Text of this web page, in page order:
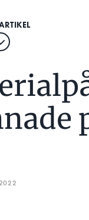
hör henne
av mängd,